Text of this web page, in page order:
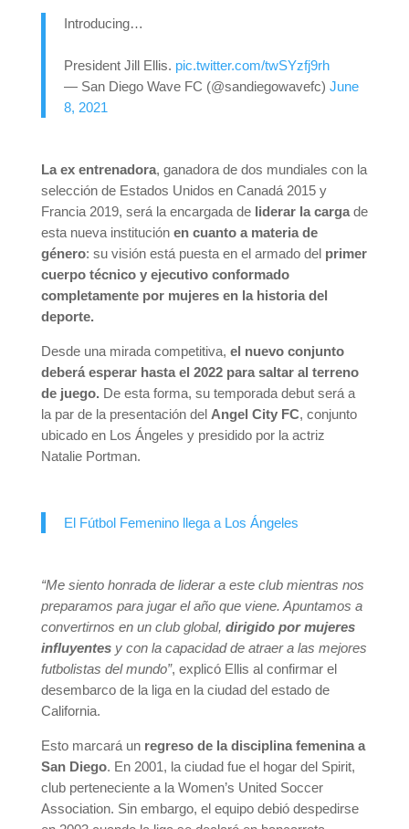
Introducing…
President Jill Ellis. pic.twitter.com/twSYzfj9rh
— San Diego Wave FC (@sandiegowavefc) June
8, 2021
La ex entrenadora, ganadora de dos mundiales con la
selección de Estados Unidos en Canadá 2015 y
Francia 2019, será la encargada de liderar la carga de
esta nueva instituciónen cuanto a materia de
género: su visión está puesta en el armado del primer
cuerpo técnico y ejecutivo conformado
completamente por mujeres en la historia del
deporte.
Desde una mirada competitiva, el nuevo conjunto
deberá esperar hasta el 2022 para saltar al terreno
de juego. De esta forma, su temporada debut será a
la par de la presentación del Angel City FC, conjunto
ubicado en Los Ángeles y presidido por la actriz
Natalie Portman.
El Fútbol Femenino llega a Los Ángeles
“Me siento honrada de liderar a este club mientras nos
preparamos para jugar el año que viene. Apuntamos a
convertirnos en un club global, dirigido por mujeres
influyentesy con la capacidad de atraer a las mejores
futbolistas del mundo”, explicó Ellis al confirmar el
desembarco de la liga en la ciudad del estado de
California.
Esto marcará un regreso de la disciplina femenina a
San Diego. En 2001, la ciudad fue el hogar del Spirit,
club perteneciente a la Women’s United Soccer
Association. Sin embargo, el equipo debió despedirse